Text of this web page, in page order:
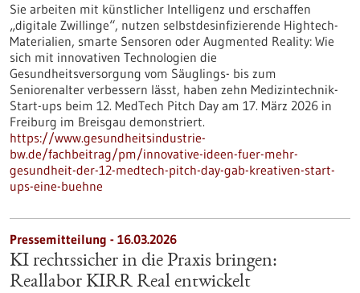
Sie arbeiten mit künstlicher Intelligenz und erschaffen
„digitale Zwillinge“, nutzen selbstdesinfizierende Hightech-
Materialien, smarte Sensoren oder Augmented Reality: Wie
sich mit innovativen Technologien die
Gesundheitsversorgung vom Säuglings- bis zum
Seniorenalter verbessern lässt, haben zehn Medizintechnik-
Start-ups beim 12. MedTech Pitch Day am 17. März 2026 in
Freiburg im Breisgau demonstriert.
https://www.gesundheitsindustrie-
bw.de/fachbeitrag/pm/innovative-ideen-fuer-mehr-
gesundheit-der-12-medtech-pitch-day-gab-kreativen-start-
ups-eine-buehne
Pressemitteilung - 16.03.2026
KI rechtssicher in die Praxis bringen:
Reallabor KIRR Real entwickelt